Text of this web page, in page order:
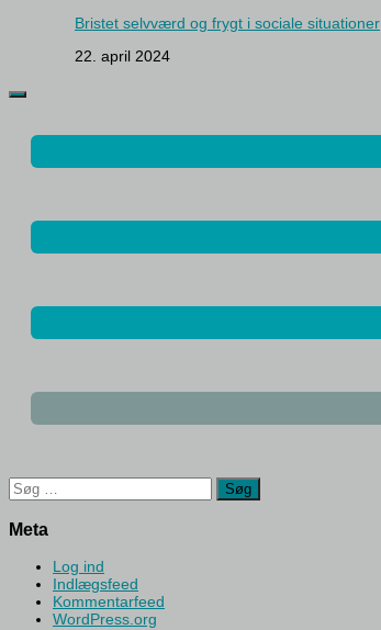
Bristet selvværd og frygt i sociale situationer
22. april 2024
Søg
efter:
Meta
Log ind
Indlægsfeed
Kommentarfeed
WordPress.org